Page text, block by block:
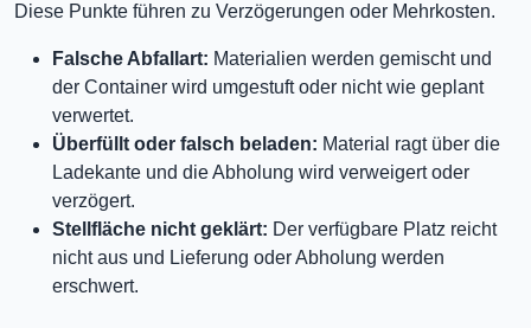
Diese Punkte führen zu Verzögerungen oder Mehrkosten.
Falsche Abfallart: Materialien werden gemischt und
der Container wird umgestuft oder nicht wie geplant
verwertet.
Überfüllt oder falsch beladen: Material ragt über die
Ladekante und die Abholung wird verweigert oder
verzögert.
Stellfläche nicht geklärt: Der verfügbare Platz reicht
nicht aus und Lieferung oder Abholung werden
erschwert.